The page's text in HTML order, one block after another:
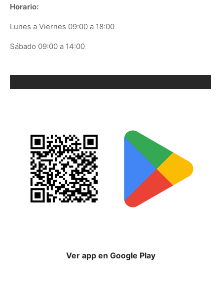
Horario:
Lunes a Viernes 09:00 a 18:00
Sábado 09:00 a 14:00
Ver app en Google Play